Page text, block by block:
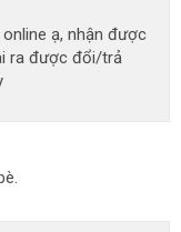
ạ, nhận được
ra được đổi/trả